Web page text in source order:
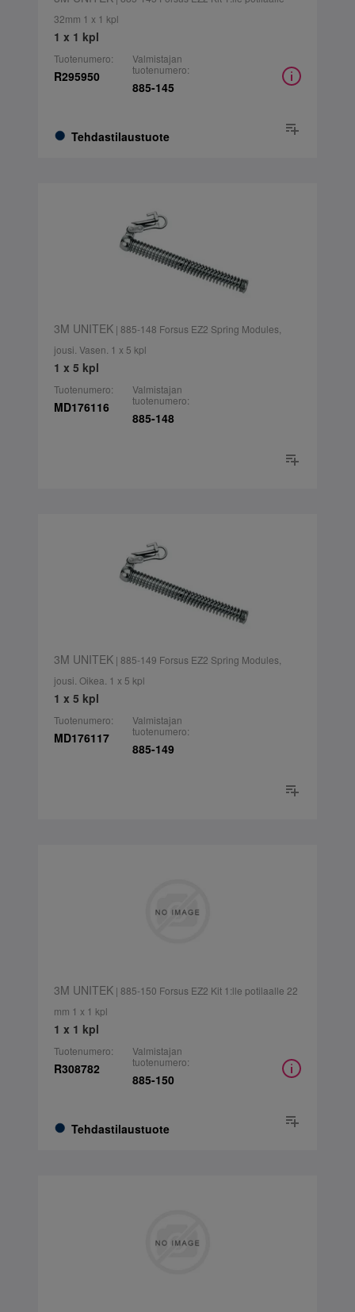
32mm 1 x 1 kpl
1 x 1 kpl
Tuotenumero:
R295950
Tehdastilaustuote
Valmistajan
tuotenumero:
885-145
3M UNITEK| 885-148 Forsus EZ2 Spring Modules,
jousi. Vasen. 1 x 5 kpl
1 x 5 kpl
Tuotenumero:
MD176116
Valmistajan
tuotenumero:
885-148
3M UNITEK| 885-149 Forsus EZ2 Spring Modules,
jousi. Oikea. 1 x 5 kpl
1 x 5 kpl
Tuotenumero:
MD176117
Valmistajan
tuotenumero:
885-149
3M UNITEK| 885-150 Forsus EZ2 Kit 1:lle potilaalle 22
mm 1 x 1 kpl
1 x 1 kpl
Tuotenumero:
R308782
Tehdastilaustuote
Valmistajan
tuotenumero:
885-150